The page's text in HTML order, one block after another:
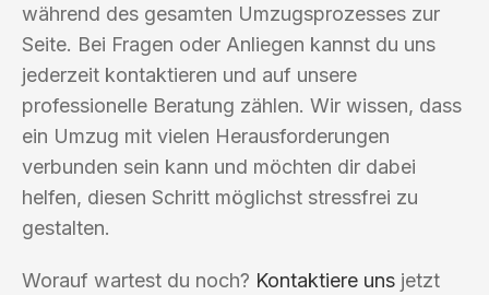
während des gesamten Umzugsprozesses zur
Seite. Bei Fragen oder Anliegen kannst du uns
jederzeit kontaktieren und auf unsere
professionelle Beratung zählen. Wir wissen, dass
ein Umzug mit vielen Herausforderungen
verbunden sein kann und möchten dir dabei
helfen, diesen Schritt möglichst stressfrei zu
gestalten.
Worauf wartest du noch? Kontaktiere uns jetzt